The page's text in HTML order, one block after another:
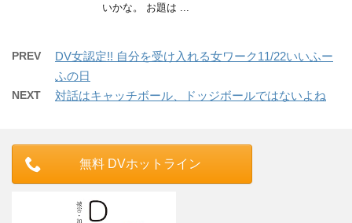
いかな。 お題は ...
PREV
DV女認定!! 自分を受け入れる女ワーク11/22いいふー
ふの日
NEXT 対話はキャッチボール、ドッジボールではないよね
無料 DVホットライン